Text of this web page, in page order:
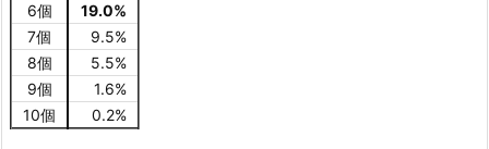
6個
19.0%
7個
9.5%
8個
5.5%
9個
1.6%
10個
0.2%